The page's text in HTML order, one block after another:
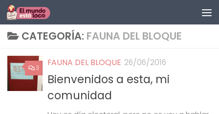
Saltar al contenido
CATEGORÍA: FAUNA DEL BLOQUE
3 FAUNA DEL BLOQUE 26/06/2016
Bienvenidos a esta, mi
comunidad